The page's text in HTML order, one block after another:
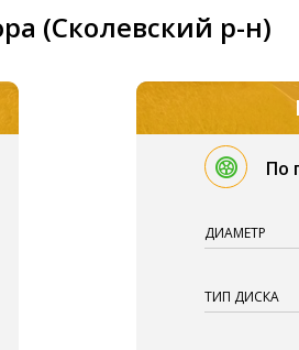
(Сколевский р-н)
По
ДИАМЕТР
ТИП ДИСКА